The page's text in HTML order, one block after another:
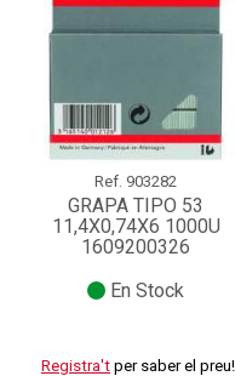
Ref. 903282
GRAPA TIPO 53
11,4X0,74X6 1000U
1609200326
En Stock
Registra't per saber el preu!